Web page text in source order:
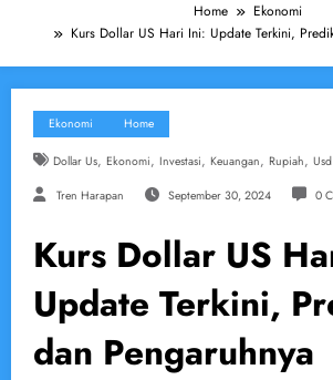
Home
Ekonomi
Kurs Dollar US Hari Ini: Update Terkini,
Ekonomi Home
Dollar Us, Ekonomi, Investasi, Keuangan, Rupiah,
Tren Harapan September 30, 2024 0
Kurs Dollar US
Update Terkini,
dan Pengaruhnya